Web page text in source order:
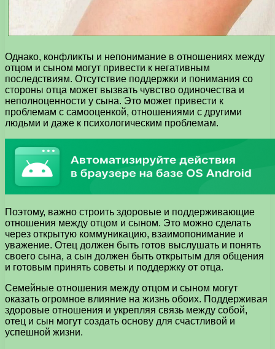
Однако, конфликты и непонимание в отношениях между
отцом и сыном могут привести к негативным
последствиям. Отсутствие поддержки и понимания со
стороны отца может вызвать чувство одиночества и
неполноценности у сына. Это может привести к
проблемам с самооценкой, отношениями с другими
людьми и даже к психологическим проблемам.
Поэтому, важно строить здоровые и поддерживающие
отношения между отцом и сыном. Это можно сделать
через открытую коммуникацию, взаимопонимание и
уважение. Отец должен быть готов выслушать и понять
своего сына, а сын должен быть открытым для общения
и готовым принять советы и поддержку от отца.
Семейные отношения между отцом и сыном могут
оказать огромное влияние на жизнь обоих. Поддерживая
здоровые отношения и укрепляя связь между собой,
отец и сын могут создать основу для счастливой и
успешной жизни.